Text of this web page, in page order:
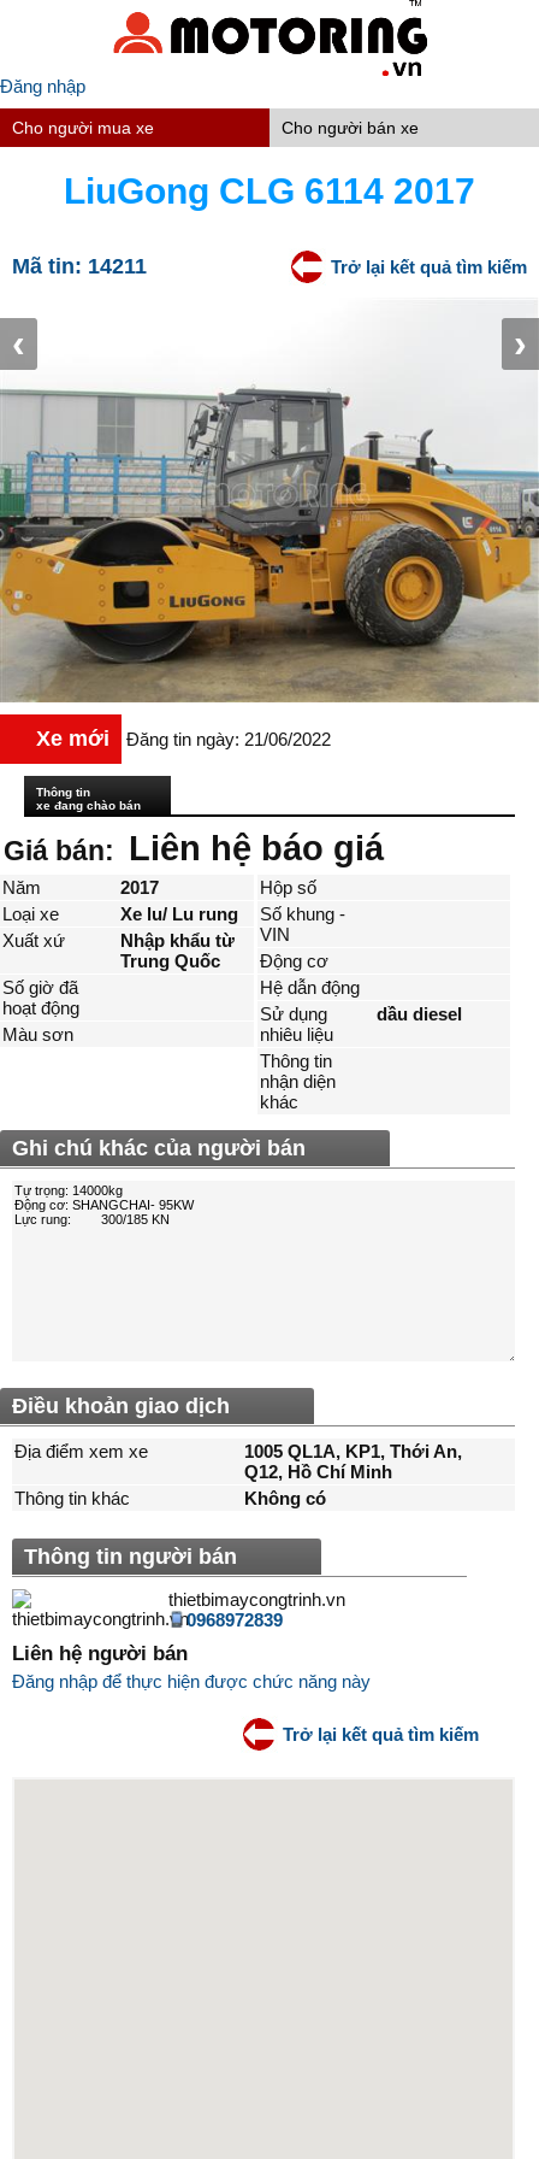
Đăng nhập
Cho người mua xe Cho người bán xe
LiuGong CLG 6114 2017
Mã tin: 14211 Trở lại kết quả tìm kiếm
‹ ›
Xe mới Đăng tin ngày: 21/06/2022
Thông tin
xe đang chào bán
Giá bán: Liên hệ báo giá
Năm
2017
Loại xe
Xe lu/ Lu rung
Xuất xứ
Nhập khẩu từ
Trung Quốc
Số giờ đã
hoạt động
Màu sơn
Hộp số
Số khung -
VIN
Động cơ
Hệ dẫn động
Sử dụng
nhiêu liệu
dầu diesel
Thông tin
nhận diện
khác
Ghi chú khác của người bán
Điều khoản giao dịch
Địa điểm xem xe
1005 QL1A, KP1, Thới An,
Q12, Hồ Chí Minh
Thông tin khác
Không có
Thông tin người bán
thietbimaycongtrinh.vn
0968972839
Liên hệ người bán
Đăng nhập để thực hiện được chức năng này
Trở lại kết quả tìm kiếm